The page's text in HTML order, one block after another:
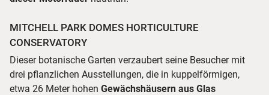
MITCHELL PARK DOMES HORTICULTURE
CONSERVATORY
Dieser botanische Garten verzaubert seine Besucher mit
drei pflanzlichen Ausstellungen, die in kuppelförmigen,
etwa 26 Meter hohen Gewächshäusern aus Glas